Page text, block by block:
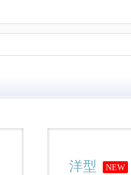
洋型 NEW